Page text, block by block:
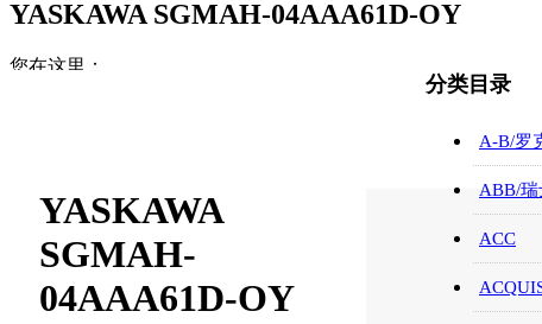
YASKAWA SGMAH-04AAA61D-OY
您在这里：
YASKAWA
SGMAH-
04AAA61D-OY
分类目录
A-B/罗
ABB/
ACC